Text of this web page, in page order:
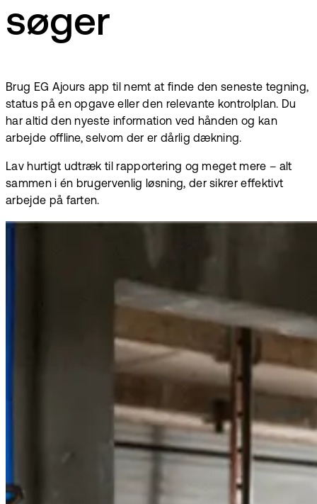
søger
Brug EG Ajours app til nemt at finde den seneste tegning,
status på en opgave eller den relevante kontrolplan. Du
har altid den nyeste information ved hånden og kan
arbejde offline, selvom der er dårlig dækning.
Lav hurtigt udtræk til rapportering og meget mere – alt
sammen i én brugervenlig løsning, der sikrer effektivt
arbejde på farten.